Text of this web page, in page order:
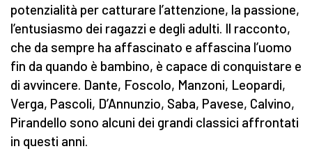
potenzialità per catturare l’attenzione, la passione,
l’entusiasmo dei ragazzi e degli adulti. Il racconto,
che da sempre ha affascinato e affascina l’uomo
fin da quando è bambino, è capace di conquistare e
di avvincere. Dante, Foscolo, Manzoni, Leopardi,
Verga, Pascoli, D’Annunzio, Saba, Pavese, Calvino,
Pirandello sono alcuni dei grandi classici affrontati
in questi anni.